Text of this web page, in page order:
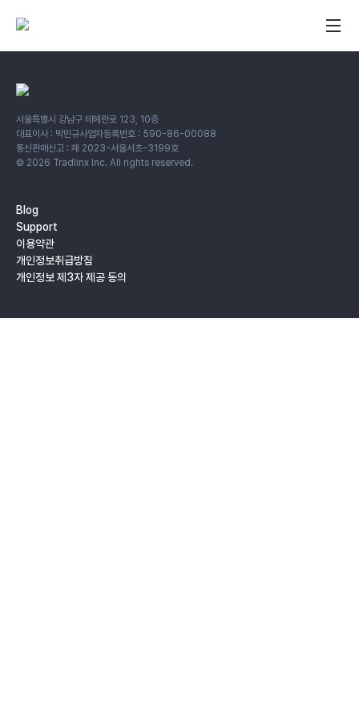
서울특별시 강남구 테헤란로 123, 10층
대표이사 : 박민규사업자등록번호 : 590-86-00088
통신판매신고 : 제 2023-서울서초-3199호
© 2026 Tradlinx Inc. All rights reserved.
Blog
Support
이용약관
개인정보취급방침
개인정보 제3자 제공 동의